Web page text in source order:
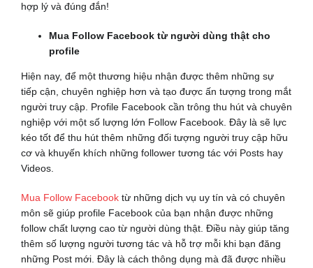
hợp lý và đúng đắn!
Mua Follow Facebook từ người dùng thật cho
profile
Hiện nay, để một thương hiệu nhận được thêm những sự
tiếp cận, chuyên nghiệp hơn và tạo được ấn tượng trong mắt
người truy cập. Profile Facebook cần trông thu hút và chuyên
nghiệp với một số lượng lớn Follow Facebook. Đây là sẽ lực
kéo tốt để thu hút thêm những đối tượng người truy cập hữu
cơ và khuyến khích những follower tương tác với Posts hay
Videos.
Mua Follow Facebooktừ những dịch vụ uy tín và có chuyên
môn sẽ giúp profile Facebook của bạn nhận được những
follow chất lượng cao từ người dùng thật. Điều này giúp tăng
thêm số lượng người tương tác và hỗ trợ mỗi khi bạn đăng
những Post mới. Đây là cách thông dụng mà đã được nhiều